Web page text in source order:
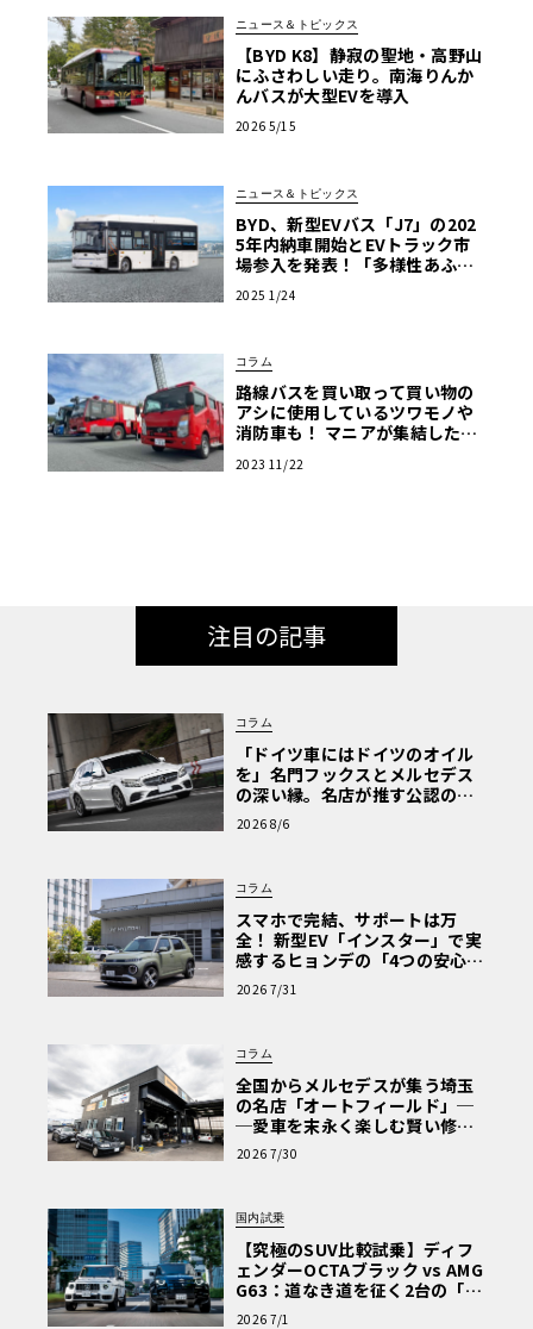
ニュース＆トピックス
【BYD K8】静寂の聖地・高野山
にふさわしい走り。南海りんか
んバスが大型EVを導入
2026 5/15
ニュース＆トピックス
BYD、新型EVバス「J7」の202
5年内納車開始とEVトラック市
場参入を発表！「多様性あふれ
2025 1/24
コラム
路線バスを買い取って買い物の
アシに使用しているツワモノや
消防車も！ マニアが集結した商
2023 11/22
注目の記事
コラム
「ドイツ車にはドイツのオイル
を」名門フックスとメルセデス
の深い縁。名店が推す公認の安
心と、Cクラスで味わうシルキー
な走り〈PR〉
2026 8/6
コラム
スマホで完結、サポートは万
全！ 新型EV「インスター」で実
感するヒョンデの「4つの安心」
【第1回・ヒョンデ6つの疑問：
Why? Hyundai?】〈PR〉
2026 7/31
コラム
全国からメルセデスが集う埼玉
の名店「オートフィールド」─
─愛車を末永く楽しむ賢い修理
術と、プロがフックス製オイル
を選ぶ理由〈PR〉
2026 7/30
国内試乗
【究極のSUV比較試乗】ディフ
ェンダーOCTAブラック vs AMG
G63：道なき道を征く2台の「対
極的アプローチ」
2026 7/1